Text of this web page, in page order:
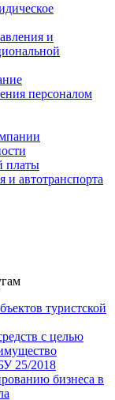
и
персоналом
платы
автотранспорта
туристской
с целью
25/2018
бизнеса в